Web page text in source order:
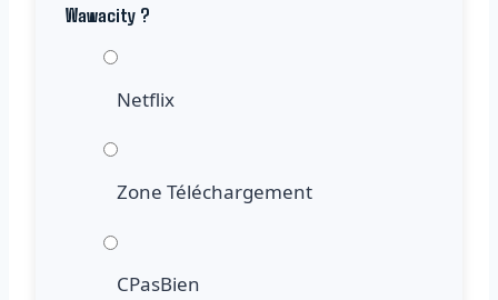
Wawacity ?
Netflix
Zone Téléchargement
CPasBien